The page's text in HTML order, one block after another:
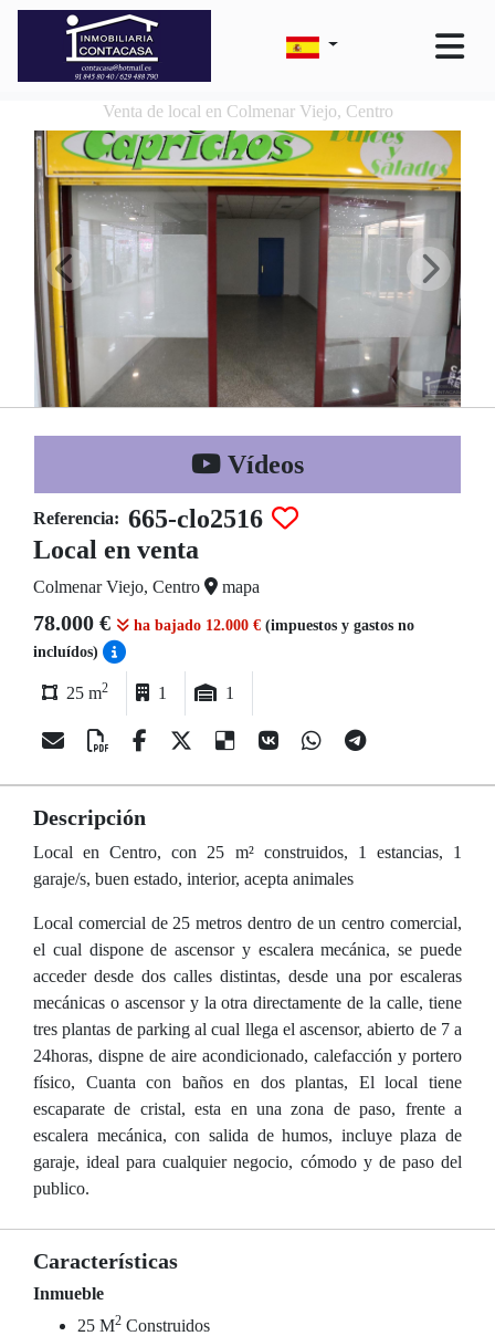
Venta de local en Colmenar Viejo, Centro
Vídeos
Referencia: 665-clo2516
Local en venta
Colmenar Viejo, Centro mapa
78.000 € ha bajado 12.000 € (impuestos y gastos no
incluídos)
25 m2 1 1
Descripción
Local en Centro, con 25 m² construidos, 1 estancias, 1
garaje/s, buen estado, interior, acepta animales
Local comercial de 25 metros dentro de un centro comercial,
el cual dispone de ascensor y escalera mecánica, se puede
acceder desde dos calles distintas, desde una por escaleras
mecánicas o ascensor y la otra directamente de la calle, tiene
tres plantas de parking al cual llega el ascensor, abierto de 7 a
24horas, dispne de aire acondicionado, calefacción y portero
físico, Cuanta con baños en dos plantas, El local tiene
escaparate de cristal, esta en una zona de paso, frente a
escalera mecánica, con salida de humos, incluye plaza de
garaje, ideal para cualquier negocio, cómodo y de paso del
publico.
Características
Inmueble
25 M2 Construidos